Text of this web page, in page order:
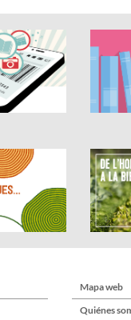
Mapa web
Quiénes